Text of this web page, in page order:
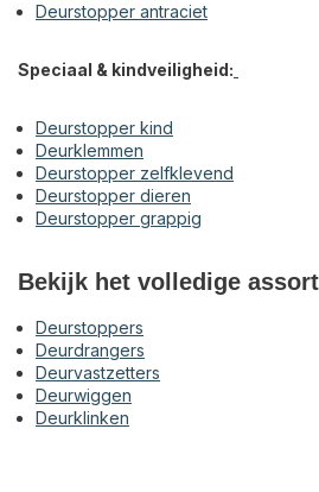
Deurstopper antraciet
Speciaal & kindveiligheid:
Deurstopper kind
Deurklemmen
Deurstopper zelfklevend
Deurstopper dieren
Deurstopper grappig
Bekijk het volledige
Deurstoppers
Deurdrangers
Deurvastzetters
Deurwiggen
Deurklinken